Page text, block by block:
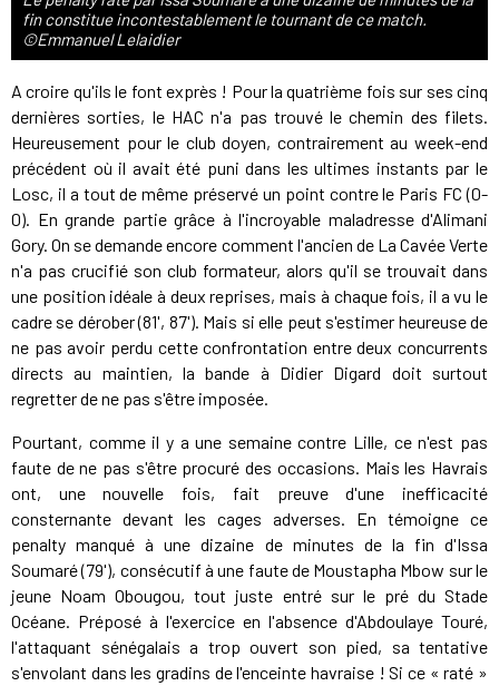
fin constitue incontestablement le tournant de ce match.
©Emmanuel Lelaidier
A croire qu'ils le font exprès ! Pour la quatrième fois sur ses cinq
dernières sorties, le HAC n'a pas trouvé le chemin des filets.
Heureusement pour le club doyen, contrairement au week-end
précédent où il avait été puni dans les ultimes instants par le
Losc, il a tout de même préservé un point contre le Paris FC (0-
0). En grande partie grâce à l'incroyable maladresse d'Alimani
Gory. On se demande encore comment l'ancien de La Cavée Verte
n'a pas crucifié son club formateur, alors qu'il se trouvait dans
une position idéale à deux reprises, mais à chaque fois, il a vu le
cadre se dérober (81', 87'). Mais si elle peut s'estimer heureuse de
ne pas avoir perdu cette confrontation entre deux concurrents
directs au maintien, la bande à Didier Digard doit surtout
regretter de ne pas s'être imposée.
Pourtant, comme il y a une semaine contre Lille, ce n'est pas
faute de ne pas s'être procuré des occasions. Mais les Havrais
ont, une nouvelle fois, fait preuve d'une inefficacité
consternante devant les cages adverses. En témoigne ce
penalty manqué à une dizaine de minutes de la fin d'Issa
Soumaré (79'), consécutif à une faute de Moustapha Mbow sur le
jeune Noam Obougou, tout juste entré sur le pré du Stade
Océane. Préposé à l'exercice en l'absence d'Abdoulaye Touré,
l'attaquant sénégalais a trop ouvert son pied, sa tentative
s'envolant dans les gradins de l'enceinte havraise ! Si ce « raté »